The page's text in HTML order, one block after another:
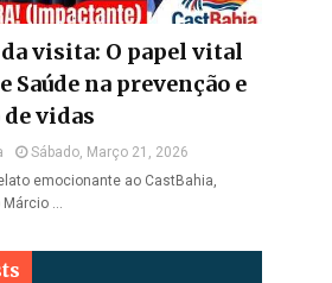
visita: O papel vital
Saúde na prevenção e
vidas
Sábado, Março 21, 2026
emocionante ao CastBahia,
Márcio …